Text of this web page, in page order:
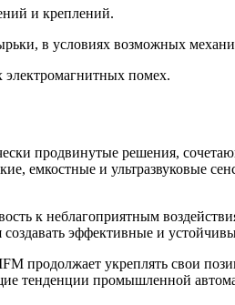
и креплений.
в условиях возможных
помех.
продвинутые решения,
емкостные и ультразвуковые
к неблагоприятным
эффективные и
продолжает укреплять свои
тенденции промышленной